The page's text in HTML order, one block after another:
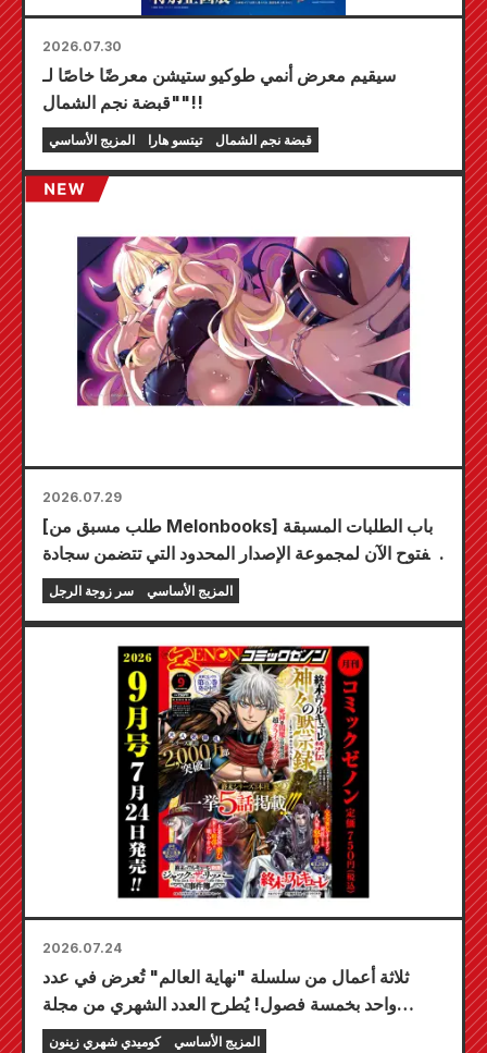
2026.07.30
سيقيم معرض أنمي طوكيو ستيشن معرضًا خاصًا لـ
"قبضة نجم الشمال"!!
المزيج الأساسي تيتسو هارا قبضة نجم الشمال
2026.07.29
[طلب مسبق من Melonbooks] باب الطلبات المسبقة
مفتوح الآن لمجموعة الإصدار المحدود التي تتضمن سجادة
لعب مميزة تحمل رسمًا رائعًا لشخصية فويوكي توجو
بريشة الفنان كودو! من المقرر إصدار المجلد السادس من
سر زوجة الرجل المزيج الأساسي
2026.07.24
ثلاثة أعمال من سلسلة "نهاية العالم" تُعرض في عدد
واحد بخمسة فصول! يُطرح العدد الشهري من مجلة
كوميدي شهري زينون المزيج الأساسي